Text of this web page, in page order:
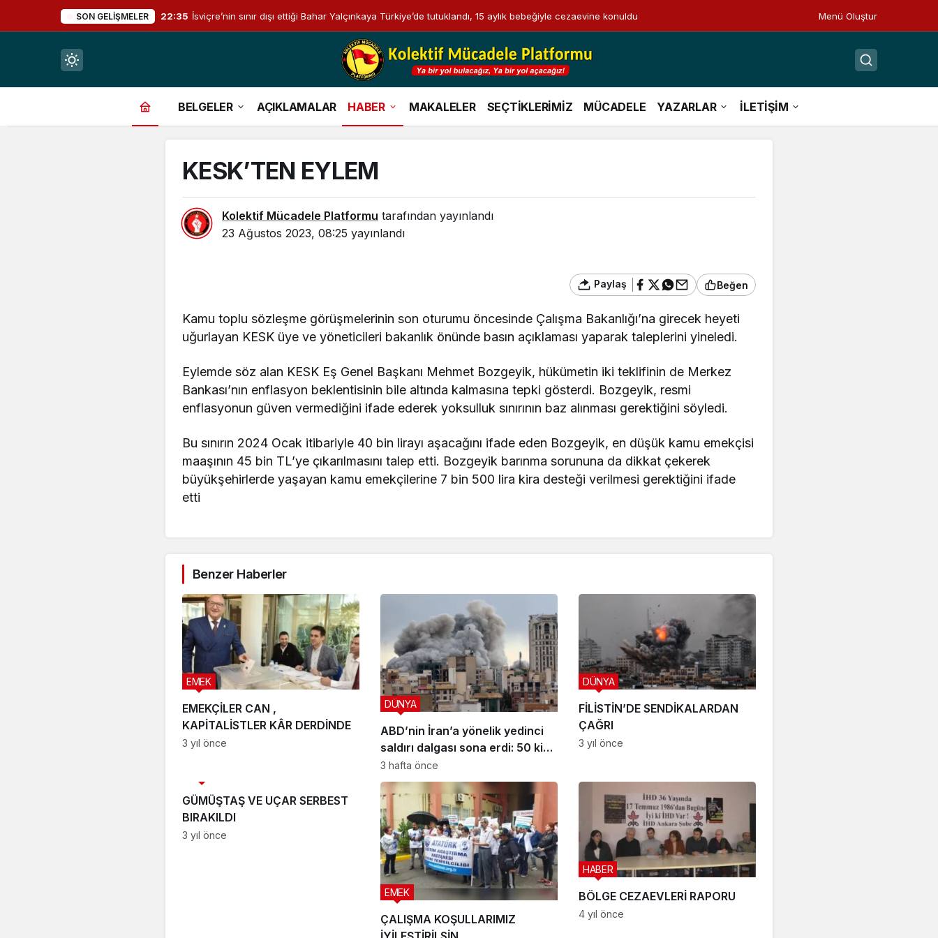
SON GELIŞMELER 22:35 İsviçre’nin sınır dışı ettiği Bahar Yalçınkaya Türkiye’de tutuklandı, 15 aylık bebeğiyle cezaevine konuldu Menü Oluştur
Mod
BELGELER AÇIKLAMALAR HABER MAKALELER SEÇTİKLERİMİZ MÜCADELE YAZARLAR İLETİŞİM
KESK’TEN EYLEM
Kolektif Mücadele Platformu tarafından yayınlandı
23 Ağustos 2023, 08:25 yayınlandı
Paylaş Beğen
Kamu toplu sözleşme görüşmelerinin son oturumu öncesinde Çalışma Bakanlığı’na girecek heyeti
uğurlayan KESK üye ve yöneticileri bakanlık önünde basın açıklaması yaparak taleplerini yineledi.
Eylemde söz alan KESK Eş Genel Başkanı Mehmet Bozgeyik, hükümetin iki teklifinin de Merkez
Bankası’nın enflasyon beklentisinin bile altında kalmasına tepki gösterdi. Bozgeyik, resmi
enflasyonun güven vermediğini ifade ederek yoksulluk sınırının baz alınması gerektiğini söyledi.
Bu sınırın 2024 Ocak itibariyle 40 bin lirayı aşacağını ifade eden Bozgeyik, en düşük kamu emekçisi
maaşının 45 bin TL’ye çıkarılmasını talep etti. Bozgeyik barınma sorununa da dikkat çekerek
büyükşehirlerde yaşayan kamu emekçilerine 7 bin 500 lira kira desteği verilmesi gerektiğini ifade
etti
Benzer Haberler
EMEKÇİLER CAN ,
KAPİTALİSTLER KÂR DERDİNDE
EMEK
3 yıl önce
ABD’nin İran’a yönelik yedinci
saldırı dalgası sona erdi: 50 kişi
hayatını kaybetti
DÜNYA
3 hafta önce
FİLİSTİN’DE SENDİKALARDAN
ÇAĞRI
DÜNYA
3 yıl önce
GÜMÜŞTAŞ VE UÇAR SERBEST
BIRAKILDI
3 yıl önce
ÇALIŞMA KOŞULLARIMIZ
EMEK BÖLGE CEZAEVLERİ RAPORU
HABER
4 yıl önce